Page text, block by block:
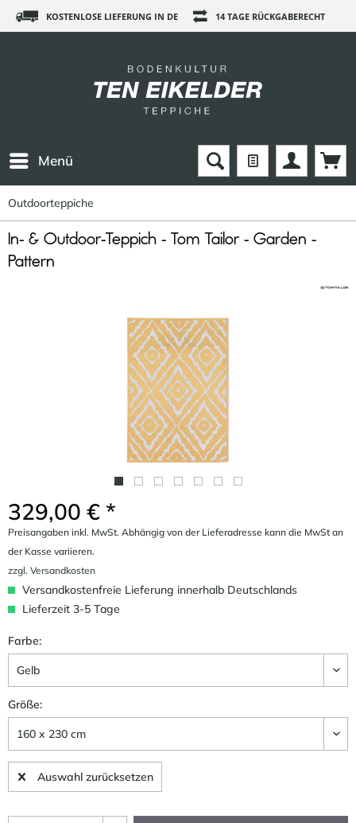
KOSTENLOSE LIEFERUNG IN DE 14 TAGE RÜCKGABERECHT
Menü
Outdoorteppiche
In- & Outdoor-Teppich - Tom Tailor - Garden -
Pattern
329,00 € *
Preisangaben inkl. MwSt. Abhängig von der Lieferadresse kann die MwSt an
der Kasse variieren.
zzgl. Versandkosten
Versandkostenfreie Lieferung innerhalb Deutschlands
Lieferzeit 3-5 Tage
Farbe:
Größe:
Auswahl zurücksetzen